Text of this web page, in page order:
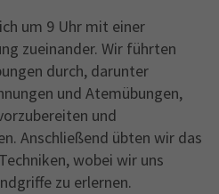
um 9 Uhr mit einer
zueinander. Wir führten
durch, darunter
und Atemübungen,
und
Anschließend übten wir das
wobei wir uns
zu erlernen.